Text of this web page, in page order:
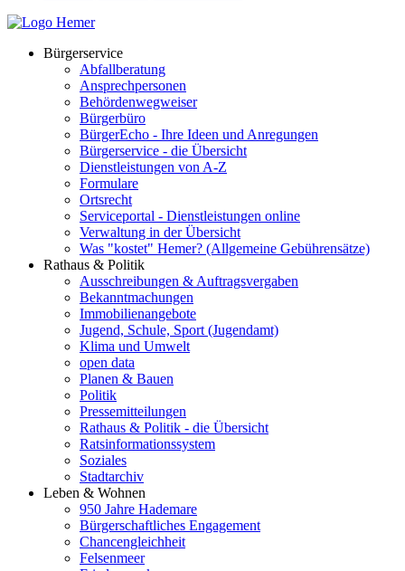
Bürgerservice
Abfallberatung
Ansprechpersonen
Behördenwegweiser
Bürgerbüro
BürgerEcho - Ihre Ideen und Anregungen
Bürgerservice - die Übersicht
Dienstleistungen von A-Z
Formulare
Ortsrecht
Serviceportal - Dienstleistungen online
Verwaltung in der Übersicht
Was "kostet" Hemer? (Allgemeine Gebührensätze)
Rathaus & Politik
Ausschreibungen & Auftragsvergaben
Bekanntmachungen
Immobilienangebote
Jugend, Schule, Sport (Jugendamt)
Klima und Umwelt
open data
Planen & Bauen
Politik
Pressemitteilungen
Rathaus & Politik - die Übersicht
Ratsinformationssystem
Soziales
Stadtarchiv
Leben & Wohnen
950 Jahre Hademare
Bürgerschaftliches Engagement
Chancengleichheit
Felsenmeer